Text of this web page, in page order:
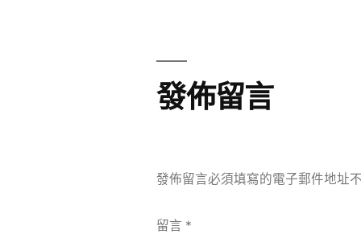
發佈留言
發佈留言必須填寫的電子郵件地址
留言 *